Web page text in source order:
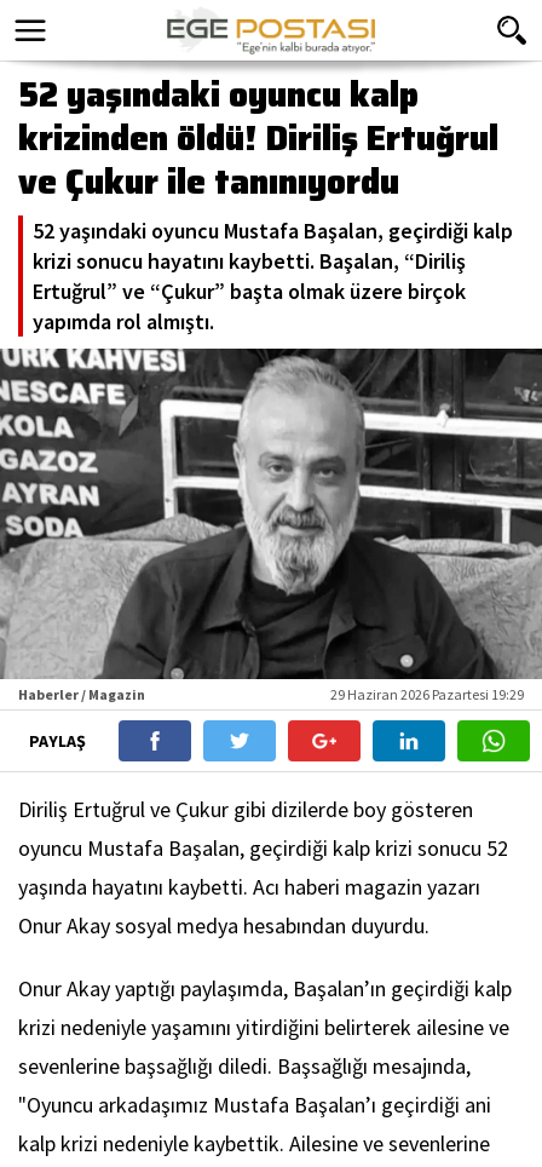
52 yaşındaki oyuncu kalp
krizinden öldü! Diriliş Ertuğrul
ve Çukur ile tanınıyordu
52 yaşındaki oyuncu Mustafa Başalan, geçirdiği kalp
krizi sonucu hayatını kaybetti. Başalan, “Diriliş
Ertuğrul” ve “Çukur” başta olmak üzere birçok
yapımda rol almıştı.
Haberler / Magazin 29 Haziran 2026 Pazartesi 19:29
PAYLAŞ
Diriliş Ertuğrul ve Çukur gibi dizilerde boy gösteren
oyuncu Mustafa Başalan, geçirdiği kalp krizi sonucu 52
yaşında hayatını kaybetti. Acı haberi magazin yazarı
Onur Akay sosyal medya hesabından duyurdu.
Onur Akay yaptığı paylaşımda, Başalan’ın geçirdiği kalp
krizi nedeniyle yaşamını yitirdiğini belirterek ailesine ve
sevenlerine başsağlığı diledi. Başsağlığı mesajında,
"Oyuncu arkadaşımız Mustafa Başalan’ı geçirdiği ani
kalp krizi nedeniyle kaybettik. Ailesine ve sevenlerine